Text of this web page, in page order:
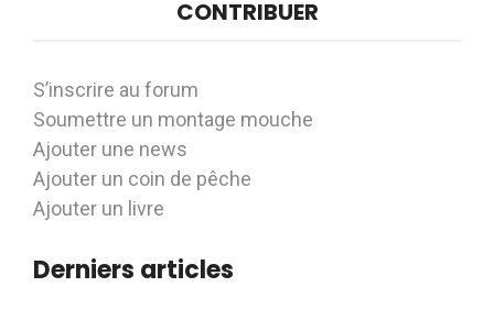
CONTRIBUER
S’inscrire au forum
Soumettre un montage mouche
Ajouter une news
Ajouter un coin de pêche
Ajouter un livre
Derniers articles